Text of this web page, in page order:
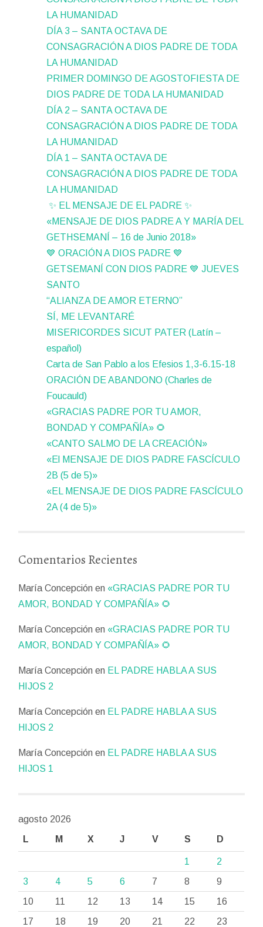
LA HUMANIDAD
DÍA 3 – SANTA OCTAVA DE
CONSAGRACIÓN A DIOS PADRE DE TODA
LA HUMANIDAD
PRIMER DOMINGO DE AGOSTOFIESTA DE
DIOS PADRE DE TODA LA HUMANIDAD
DÍA 2 – SANTA OCTAVA DE
CONSAGRACIÓN A DIOS PADRE DE TODA
LA HUMANIDAD
DÍA 1 – SANTA OCTAVA DE
CONSAGRACIÓN A DIOS PADRE DE TODA
LA HUMANIDAD
✨ EL MENSAJE DE EL PADRE ✨
«MENSAJE DE DIOS PADRE A Y MARÍA DEL
GETHSEMANÍ – 16 de Junio 2018»
💙 ORACIÓN A DIOS PADRE 💙
GETSEMANÍ CON DIOS PADRE 💙 JUEVES
SANTO
“ALIANZA DE AMOR ETERNO”
SÍ, ME LEVANTARÉ
MISERICORDES SICUT PATER (Latín –
español)
Carta de San Pablo a los Efesios 1,3-6.15-18
ORACIÓN DE ABANDONO (Charles de
Foucauld)
«GRACIAS PADRE POR TU AMOR,
BONDAD Y COMPAÑÍA» 🌻
«CANTO SALMO DE LA CREACIÓN»
«El MENSAJE DE DIOS PADRE FASCÍCULO
2B (5 de 5)»
«EL MENSAJE DE DIOS PADRE FASCÍCULO
2A (4 de 5)»
Comentarios Recientes
María Concepción en «GRACIAS PADRE POR TU
AMOR, BONDAD Y COMPAÑÍA» 🌻
María Concepción en «GRACIAS PADRE POR TU
AMOR, BONDAD Y COMPAÑÍA» 🌻
María Concepción en EL PADRE HABLA A SUS
HIJOS 2
María Concepción en EL PADRE HABLA A SUS
HIJOS 2
María Concepción en EL PADRE HABLA A SUS
HIJOS 1
agosto 2026
L
M X J V S D
1
2
3
4 5 6 7 8
9
10
11 12 13 14 15
16
17
18 19 20 21 22
23